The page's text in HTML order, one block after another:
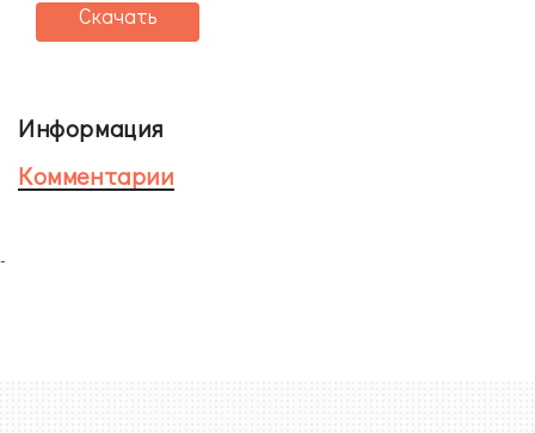
Скачать
Информация
Комментарии
-